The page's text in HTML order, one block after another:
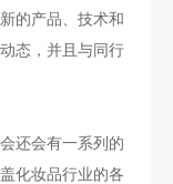
的产品、技术和
态，并且与同行
还会有一系列的
化妆品行业的各